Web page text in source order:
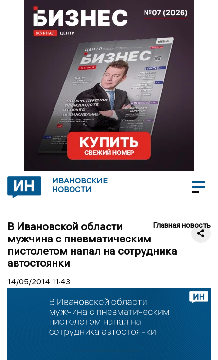
ИВАНОВСКИЕ
НОВОСТИ
Главная новость
В Ивановской области
мужчина с пневматическим
пистолетом напал на сотрудника
автостоянки
14/05/2014 11:43